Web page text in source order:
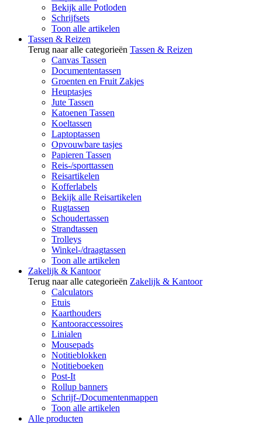
Bekijk alle Potloden
Schrijfsets
Toon alle artikelen
Tassen & Reizen
Terug naar alle categorieën Tassen & Reizen
Canvas Tassen
Documententassen
Groenten en Fruit Zakjes
Heuptasjes
Jute Tassen
Katoenen Tassen
Koeltassen
Laptoptassen
Opvouwbare tasjes
Papieren Tassen
Reis-/sporttassen
Reisartikelen
Kofferlabels
Bekijk alle Reisartikelen
Rugtassen
Schoudertassen
Strandtassen
Trolleys
Winkel-/draagtassen
Toon alle artikelen
Zakelijk & Kantoor
Terug naar alle categorieën Zakelijk & Kantoor
Calculators
Etuis
Kaarthouders
Kantooraccessoires
Linialen
Mousepads
Notitieblokken
Notitieboeken
Post-It
Rollup banners
Schrijf-/Documentenmappen
Toon alle artikelen
Alle producten